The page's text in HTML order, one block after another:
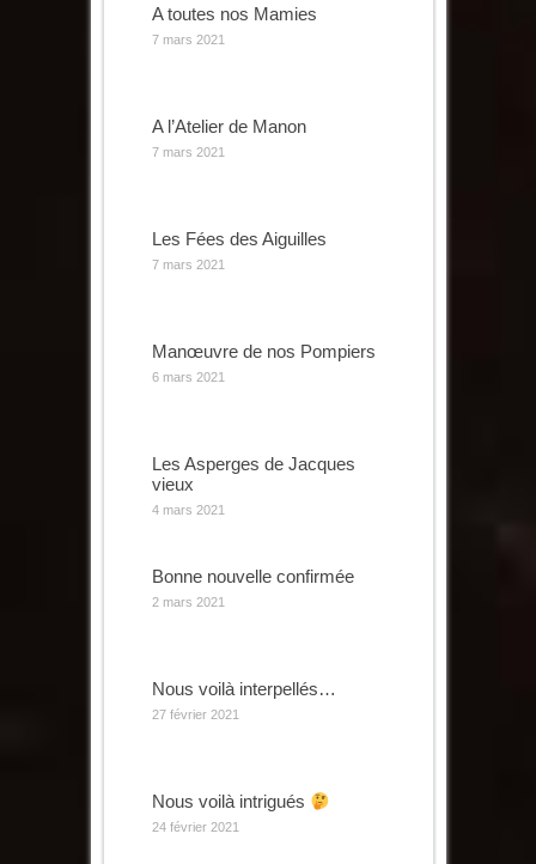
A toutes nos Mamies
7 mars 2021
A l’Atelier de Manon
7 mars 2021
Les Fées des Aiguilles
7 mars 2021
Manœuvre de nos Pompiers
6 mars 2021
Les Asperges de Jacques
vieux
4 mars 2021
Bonne nouvelle confirmée
2 mars 2021
Nous voilà interpellés…
27 février 2021
Nous voilà intrigués
24 février 2021